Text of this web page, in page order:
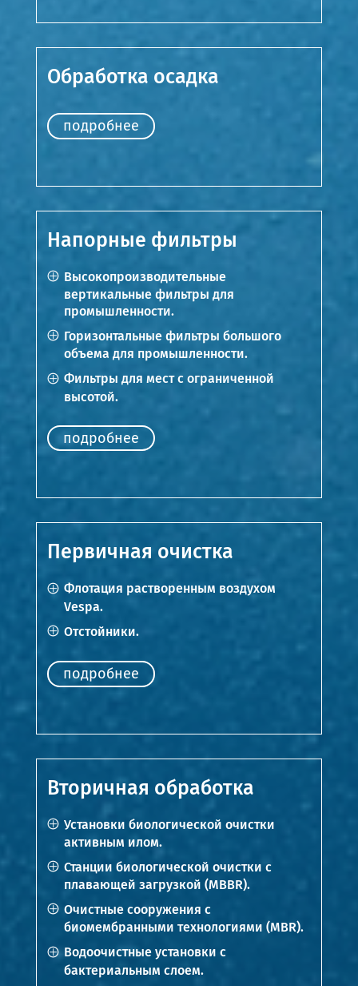
Обработка осадка
подробнее
Напорные фильтры
Высокопроизводительные
вертикальные фильтры для
промышленности.
Горизонтальные фильтры большого
объема для промышленности.
Фильтры для мест с ограниченной
высотой.
подробнее
Первичная очистка
Флотация растворенным воздухом
Vespa.
Отстойники.
подробнее
Вторичная обработка
Установки биологической очистки
активным илом.
Станции биологической очистки с
плавающей загрузкой (MBBR).
Очистные сооружения с
биомембранными технологиями (MBR).
Водоочистные установки с
бактериальным слоем.